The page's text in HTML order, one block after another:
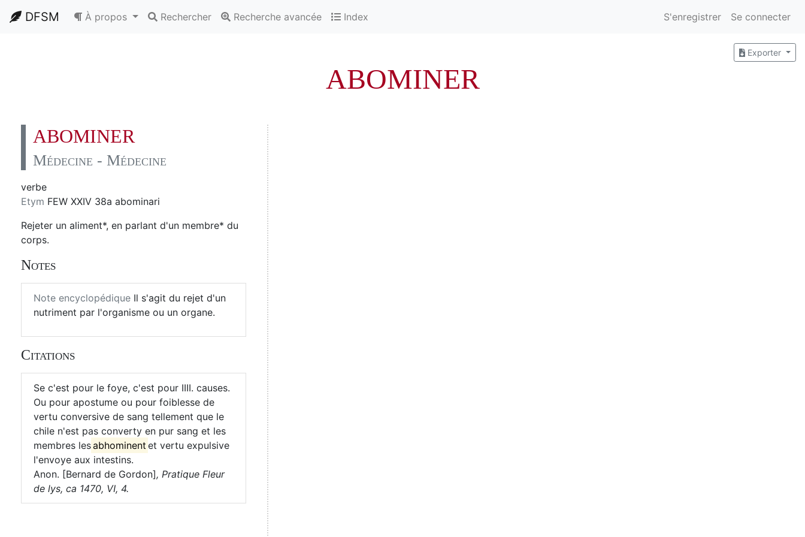
DFSM À propos Rechercher Recherche avancée Index S'enregistrer Se connecter
Exporter
ABOMINER
ABOMINER
Médecine - Médecine
verbe
Etym FEW XXIV 38a abominari
Rejeter un aliment*, en parlant d'un membre* du
corps.
Notes
Note encyclopédique Il s'agit du rejet d'un
nutriment par l'organisme ou un organe.
Citations
Se c'est pour le foye, c'est pour IIII. causes.
Ou pour apostume ou pour foiblesse de
vertu conversive de sang tellement que le
chile n'est pas converty en pur sang et les
membres lesabhominent et vertu expulsive
l'envoye aux intestins.
Anon. [Bernard de Gordon], Pratique Fleur
de lys, ca 1470, VI, 4.